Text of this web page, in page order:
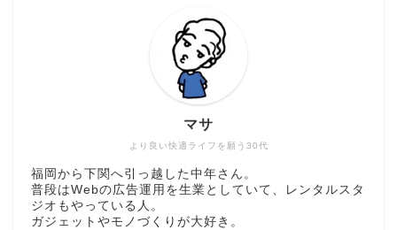
より良い快適ライフを願う30代
マサ
福岡から下関へ引っ越した中年さん。
普段はWebの広告運用を生業としていて、レンタルスタ
ジオもやっている人。
ガジェットやモノづくりが大好き。